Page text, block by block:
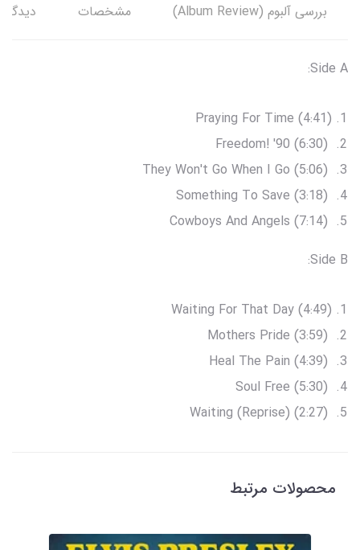
بررسی آلبوم (Album Review) مشخصات
Side A:
Praying For Time (4:41)
Side B:
Waiting For That Day (4:49)
محصولات مرتبط